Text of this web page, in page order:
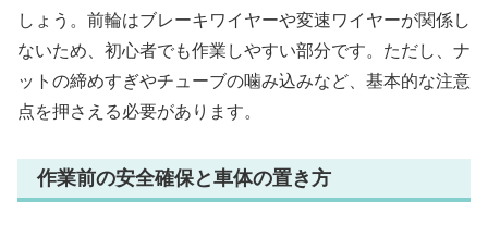
しょう。前輪はブレーキワイヤーや変速ワイヤーが関係し
ないため、初心者でも作業しやすい部分です。ただし、ナ
ットの締めすぎやチューブの噛み込みなど、基本的な注意
点を押さえる必要があります。
作業前の安全確保と車体の置き方